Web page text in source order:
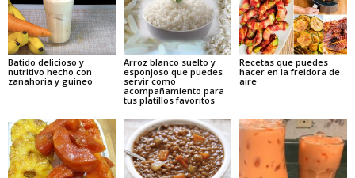
Batido delicioso y
nutritivo hecho con
zanahoria y guineo
Arroz blanco suelto y
esponjoso que puedes
servir como
acompañamiento para
tus platillos favoritos
Recetas que puedes
hacer en la freidora de
aire